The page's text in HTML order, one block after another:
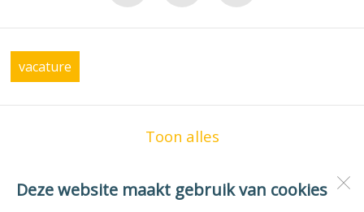
Deze website maakt gebruik van cookies
vacature
Toon alles
OBS de Zilvermeeuw